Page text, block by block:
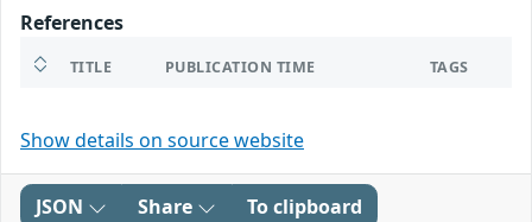
References
TITLE PUBLICATION TIME TAGS
Show details on source website
JSON Share To clipboard